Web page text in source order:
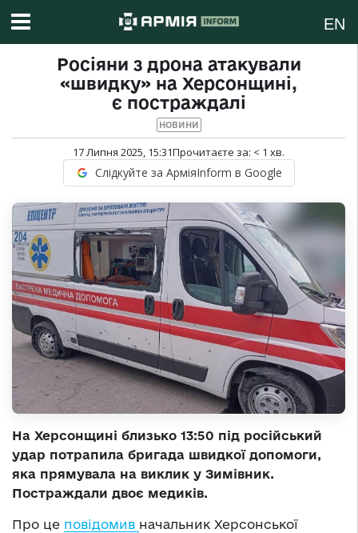
EN
Росіяни з дрона атакували
«швидку» на Херсонщині,
є постраждалі
НОВИНИ
17 Липня 2025, 15:31Прочитаєте за: < 1 хв.
Слідкуйте за АрміяInform в Google
На Херсонщині близько 13:50 під російський
удар потрапила бригада швидкої допомоги,
яка прямувала на виклик у Зимівник.
Постраждали двоє медиків.
Про це повідомив начальник Херсонської